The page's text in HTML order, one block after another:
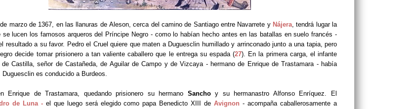
marzo de 1367, en las llanuras deAleson, cerca del camino de Santiago entre Navarrete y Nájera, tendrá lugar la
se lucen los famosos arqueros del Príncipe Negro - como lo habían hecho antes en las batallas en suelo francés -
resultado a su favor. Pedro el Cruel quiere que maten a Duguesclin humillado y arrinconado junto a una tapia, pero
decide tomar prisionero a tan valiente caballero que le entrega su espada (27). En la primera carga, el infante
de Castilla, señor de Castañeda, de Aguilar de Campo y de Vizcaya - hermano de Enrique de Trastamara - había
Duguesclin es conducido a Burdeos.
Enrique de Trastamara, quedando prisionero su hermano Sanchoy su hermanastro Alfonso Enríquez.
El
de Luna - el que luego será elegido como papa Benedicto XIII deAvignon - acompaña caballerosamente a